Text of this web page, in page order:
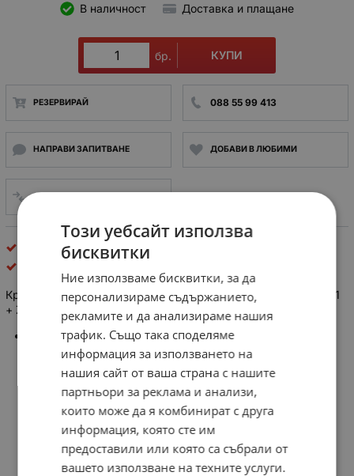
В наличност Доставка и плащане
бр. КУПИ
РЕЗЕРВИРАЙ 088 55 99 413
НАПРАВИ ЗАПИТВАНЕ ДОБАВИ В ЛЮБИМИ
СРАВНИ
Крайни и пътни прекъсвачи
Краен изключвател / Пътен прекъсвач Telemecanique ZCP21
+ ZCY45
Telemecanique Limit Switch XCKP2118P16
Този уебсайт използва
бисквитки
Ние използваме бисквитки, за да
персонализираме съдържанието,
рекламите и да анализираме нашия
трафик. Също така споделяме
информация за използването на
нашия сайт от ваша страна с нашите
партньори за реклама и анализи,
които може да я комбинират с друга
информация, която сте им
предоставили или която са събрали от
вашето използване на техните услуги.